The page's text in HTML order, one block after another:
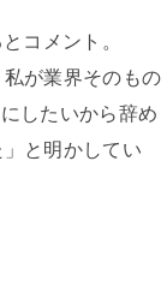
コメント。
が業界そのもの
したいから辞め
と明かしてい